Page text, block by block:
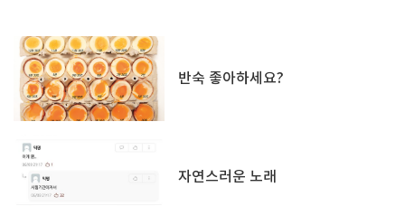
반숙 좋아하세요?
자연스러운 노래